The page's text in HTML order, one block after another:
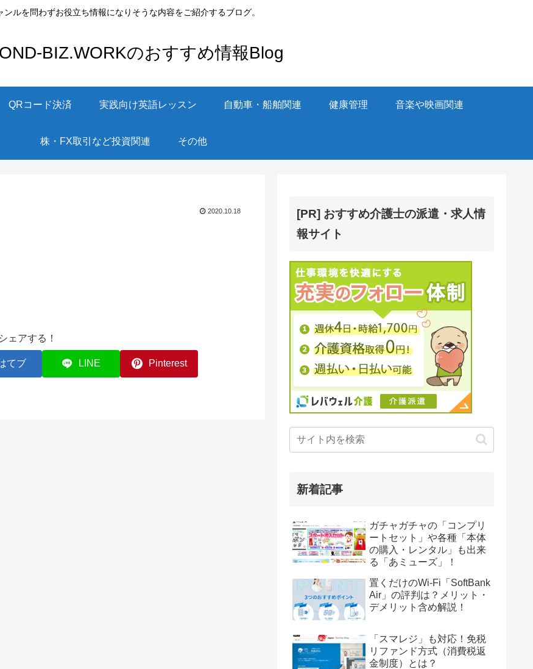
ンルを問わずお役立ち情報になりそうな内容をご紹介するブログ。
BIZ.WORKのおすすめ情報Blog
QRコード決済 実践向け英語レッスン 自動車・船舶関連 健康管理 音楽や映画関連
株・FX取引など投資関連 その他
2020.10.18
ェアする！
てブ LINE Pinterest
[PR] おすすめ介護士の派遣・求人情
報サイト
新着記事
ガチャガチャの「コンプリ
ートセット」や各種「本体
の購入・レンタル」も出来
る「あミューズ」！
置くだけのWi-Fi「SoftBank
Air」の評判は？メリット・
デメリット含め解説！
「スマレジ」も対応！免税
リファンド方式（消費税返
金制度）とは？